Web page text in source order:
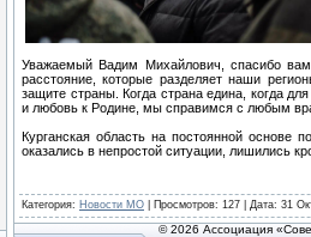
Уважаемый Вадим Михайлович, спасибо
расстояние, которые разделяет наши
защите страны. Когда страна едина, когда
и любовь к Родине, мы справимся с любым
Курганская область на постоянной основе
оказались в непростой ситуации, лишились
Категория: Новости МО Просмотров: 127 | Дата: 31
© 2026 Ассоциация